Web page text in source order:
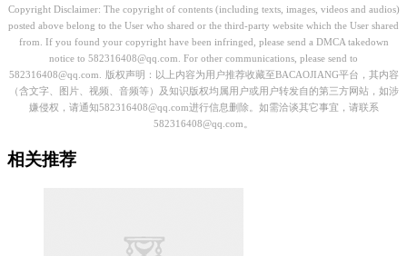
Copyright Disclaimer: The copyright of contents (including texts, images, videos and audios)
posted above belong to the User who shared or the third-party website which the User shared
from. If you found your copyright have been infringed, please send a DMCA takedown
notice to 582316408@qq.com. For other communications, please send to
582316408@qq.com.
版权声明：以上内容为用户推荐收藏至BACAOJIANG平台，其内容
（含文字、图片、视频、音频等）及知识版权均属用户或用户转发自的第三方网站，如涉
嫌侵权，请通知582316408@qq.com进行信息删除。如需洽谈其它事宜，请联系
582316408@qq.com。
相关推荐